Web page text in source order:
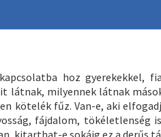
hoz gyerekekkel,
milyennek látnak
kötelék fűz. Van-e, aki
fájdalom, tökéletlenség
kitarthat-e sokáig ez a derűs